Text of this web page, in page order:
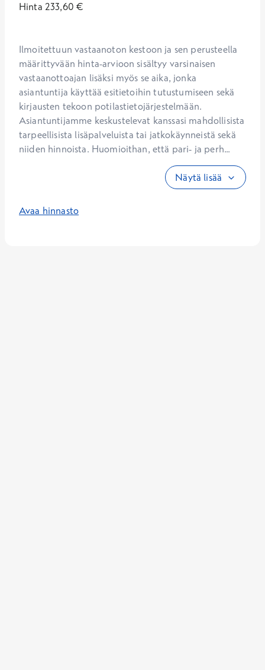
Hinta 233,60 €
Ilmoitettuun vastaanoton kestoon ja sen perusteella
määrittyvään hinta-arvioon sisältyy varsinaisen
vastaanottoajan lisäksi myös se aika, jonka
asiantuntija käyttää esitietoihin tutustumiseen sekä
kirjausten tekoon potilastietojärjestelmään.
Asiantuntijamme keskustelevat kanssasi mahdollisista
tarpeellisista lisäpalveluista tai jatkokäynneistä sekä
niiden hinnoista. Huomioithan, että pari- ja perh...
Näytä lisää
Avaa hinnasto